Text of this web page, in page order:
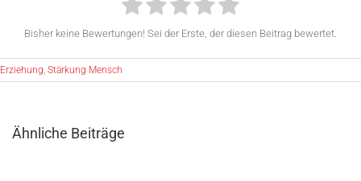
Bisher keine Bewertungen! Sei der Erste, der diesen Beitrag bewertet.
Erziehung, Stärkung Mensch
Ähnliche Beiträge